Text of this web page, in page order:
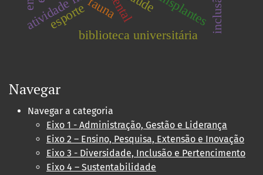
biblioteca universitária
fauna
esporte inclusão
Navegar
Navegar a categoria
Eixo 1 - Administração, Gestão e Liderança
Eixo 2 – Ensino, Pesquisa, Extensão e Inovação
Eixo 3 - Diversidade, Inclusão e Pertencimento
Eixo 4 – Sustentabilidade